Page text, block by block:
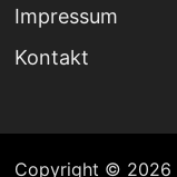
Impressum
Kontakt
Copyright © 2026